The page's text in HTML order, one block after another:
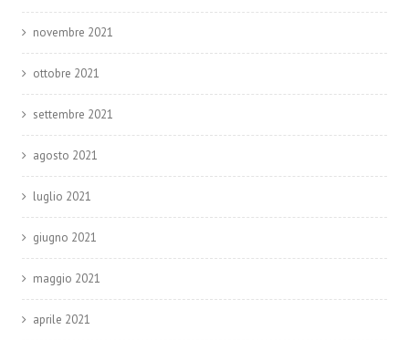
novembre 2021
ottobre 2021
settembre 2021
agosto 2021
luglio 2021
giugno 2021
maggio 2021
aprile 2021